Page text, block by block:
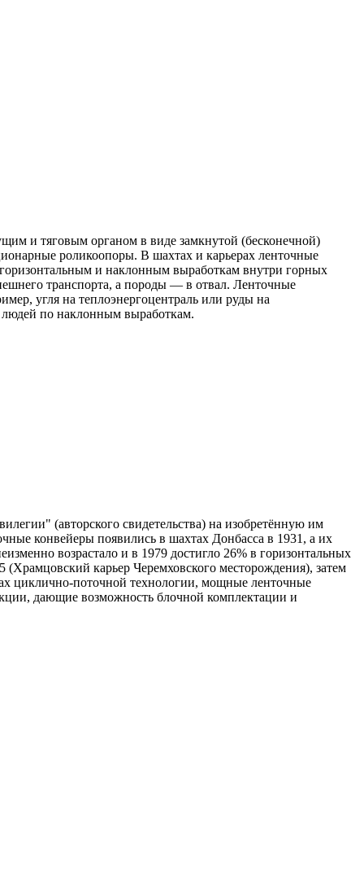
и тяговым органом в виде замкнутой (бесконечной)
роликоопоры. В шахтах и карьерах ленточные
и наклонным выработкам внутри горных
транспорта, а породы — в отвал. Ленточные
угля на теплоэнергоцентраль или руды на
людей по наклонным выработкам.
(авторского свидетельства) на изобретённую им
конвейеры появились в шахтах Донбасса в 1931, а их
возрастало и в 1979 достигло 26% в горизонтальных
карьер Черемховского месторождения), затем
циклично-поточной технологии, мощные ленточные
дающие возможность блочной комплектации и